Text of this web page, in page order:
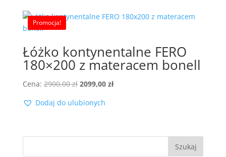
Promocja!
Łóżko kontynentalne FERO
180×200 z materacem bonell
Cena: 2900,00zł Pierwotna
wynosiła:
2099,00 złAktualna
Dodaj do ulubionych
Szukaj